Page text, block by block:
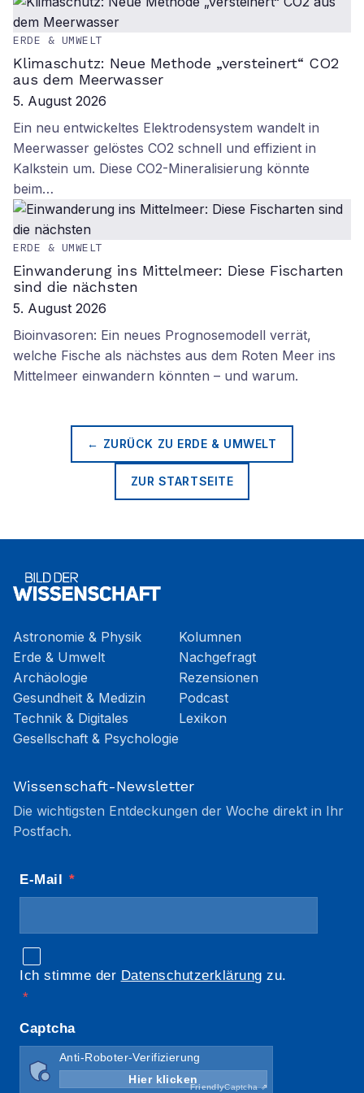
ERDE & UMWELT
Klimaschutz: Neue Methode „versteinert“ CO2
aus dem Meerwasser
5. August 2026
Ein neu entwickeltes Elektrodensystem wandelt in
Meerwasser gelöstes CO2 schnell und effizient in
Kalkstein um. Diese CO2-Mineralisierung könnte
beim…
ERDE & UMWELT
Einwanderung ins Mittelmeer: Diese Fischarten
sind die nächsten
5. August 2026
Bioinvasoren: Ein neues Prognosemodell verrät,
welche Fische als nächstes aus dem Roten Meer ins
Mittelmeer einwandern könnten – und warum.
← ZURÜCK ZU ERDE & UMWELT
ZUR STARTSEITE
Astronomie & Physik
Erde & Umwelt
Archäologie
Gesundheit & Medizin
Technik & Digitales
Gesellschaft & Psychologie
Kolumnen
Nachgefragt
Rezensionen
Podcast
Lexikon
Wissenschaft-Newsletter
Die wichtigsten Entdeckungen der Woche direkt in Ihr
Postfach.